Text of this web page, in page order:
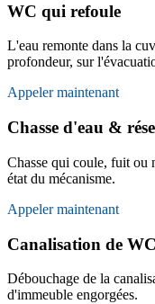
WC qui refoule
L'eau remonte dans la
profondeur, sur
Appeler maintenant
Chasse d'eau &
Chasse qui coule, fuit ou
état du mécanisme.
Appeler maintenant
Canalisation de
Débouchage de la
d'immeuble engorgées.